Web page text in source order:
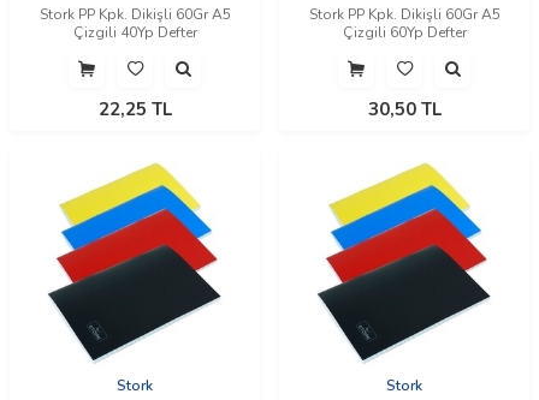
Stork PP Kpk. Dikişli 60Gr A5
Çizgili 40Yp Defter
22,25 TL
Stork PP Kpk. Dikişli 60Gr A5
Çizgili 60Yp Defter
30,50TL
Stork
Stork